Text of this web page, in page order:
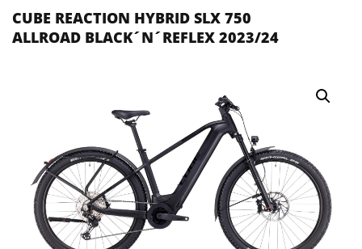
CUBE REACTION HYBRID SLX 750
ALLROAD BLACK´N´REFLEX 2023/24